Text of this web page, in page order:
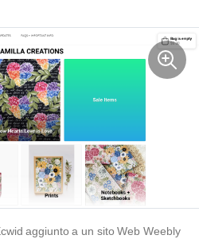
aggiunto a un sito Web Weebly